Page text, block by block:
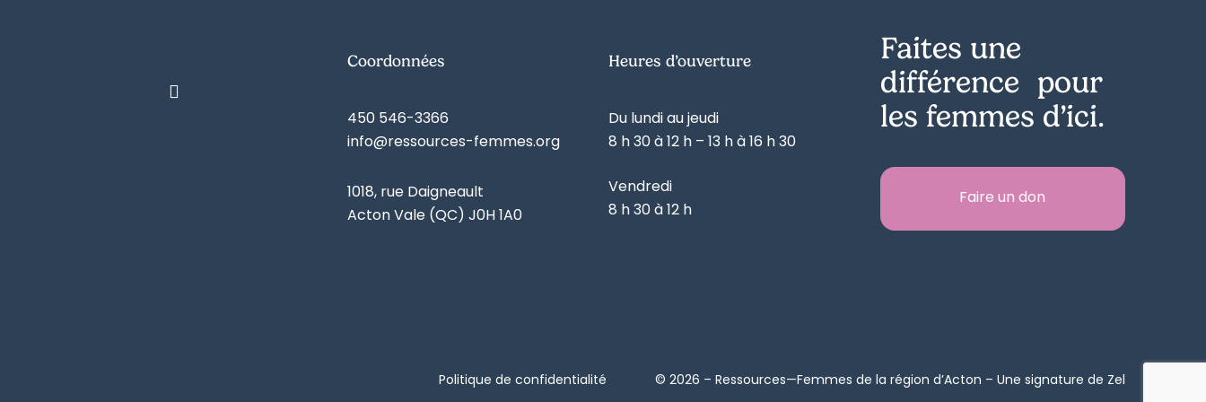
Coordonnées
450 546-3366
info@ressources-femmes.org
1018, rue Daigneault
Acton Vale (QC) J0H 1A0
Heures d’ouverture
Du lundi au jeudi
8 h 30 à 12 h – 13 h à 16 h 30
Vendredi
8 h 30 à 12 h
Faites une
différence pour
les femmes d’ici.
Faire un don
Politique de confidentialité © 2026 – Ressources—Femmes de la région d’Acton – Une signature de Zel